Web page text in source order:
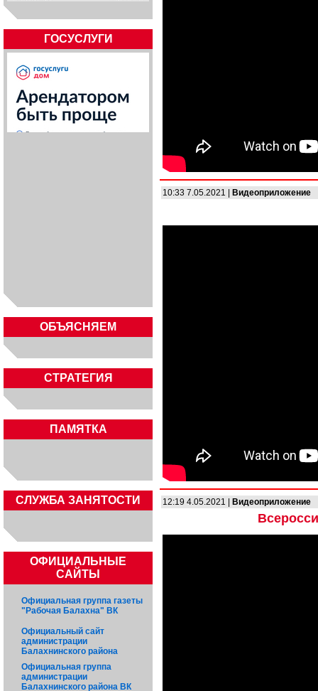
ГОСУСЛУГИ
ОБЪЯСНЯЕМ
СТРАТЕГИЯ
ПАМЯТКА
CЛУЖБА ЗАНЯТОСТИ
ОФИЦИАЛЬНЫЕ
САЙТЫ
Официальная группа газеты
"Рабочая Балахна" ВК
Официальный сайт
администрации
Балахнинского района
Официальная группа
администрации
Балахнинского района ВК
10:33 7.05.2021 | Видеоприложение
12:19 4.05.2021 | Видеоприложение